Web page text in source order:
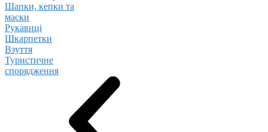
Шапки, кепки та
маски
Рукавиці
Шкарпетки
Взуття
Туристичне
спорядження